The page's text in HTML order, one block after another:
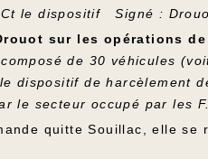
Ct le dispositif Signé :
sur les opérations
de 30 véhicules
dispositif de harcèlement
le secteur occupé par les
quitte Souillac, elle se